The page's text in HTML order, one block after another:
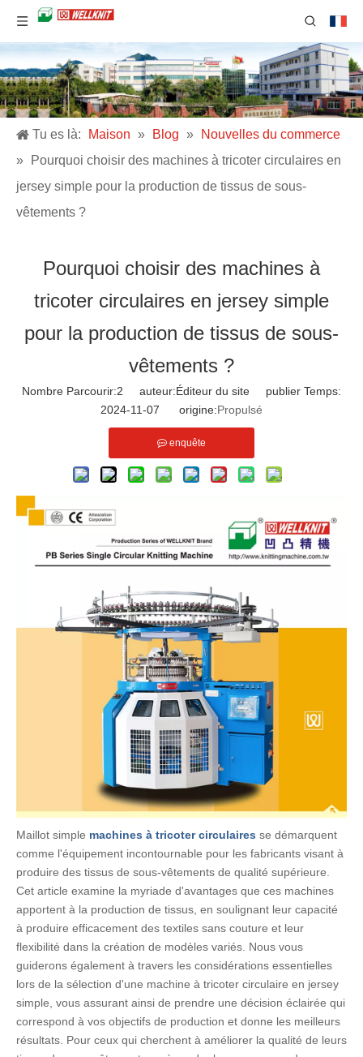
Tu es là: Maison » Blog »
Nouvelles du commerce
»
Pourquoi choisir des machines à tricoter circulaires en
jersey simple pour la production de tissus de sous-
vêtements ?
Pourquoi choisir des machines à
tricoter circulaires en jersey simple
pour la production de tissus de sous-
vêtements ?
Nombre Parcourir:2 auteur:Éditeur du site publier Temps:
2024-11-07 origine:Propulsé
enquête
Maillot simple machines à tricoter circulaires se démarquent
comme l'équipement incontournable pour les fabricants visant à
produire des tissus de sous-vêtements de qualité supérieure.
Cet article examine la myriade d'avantages que ces machines
apportent à la production de tissus, en soulignant leur capacité
à produire efficacement des textiles sans couture et leur
flexibilité dans la création de modèles variés. Nous vous
guiderons également à travers les considérations essentielles
lors de la sélection d'une machine à tricoter circulaire en jersey
simple, vous assurant ainsi de prendre une décision éclairée qui
correspond à vos objectifs de production et donne les meilleurs
résultats. Pour ceux qui cherchent à améliorer la qualité de leurs